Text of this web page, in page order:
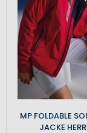
MP FOLDABLE
JACKE